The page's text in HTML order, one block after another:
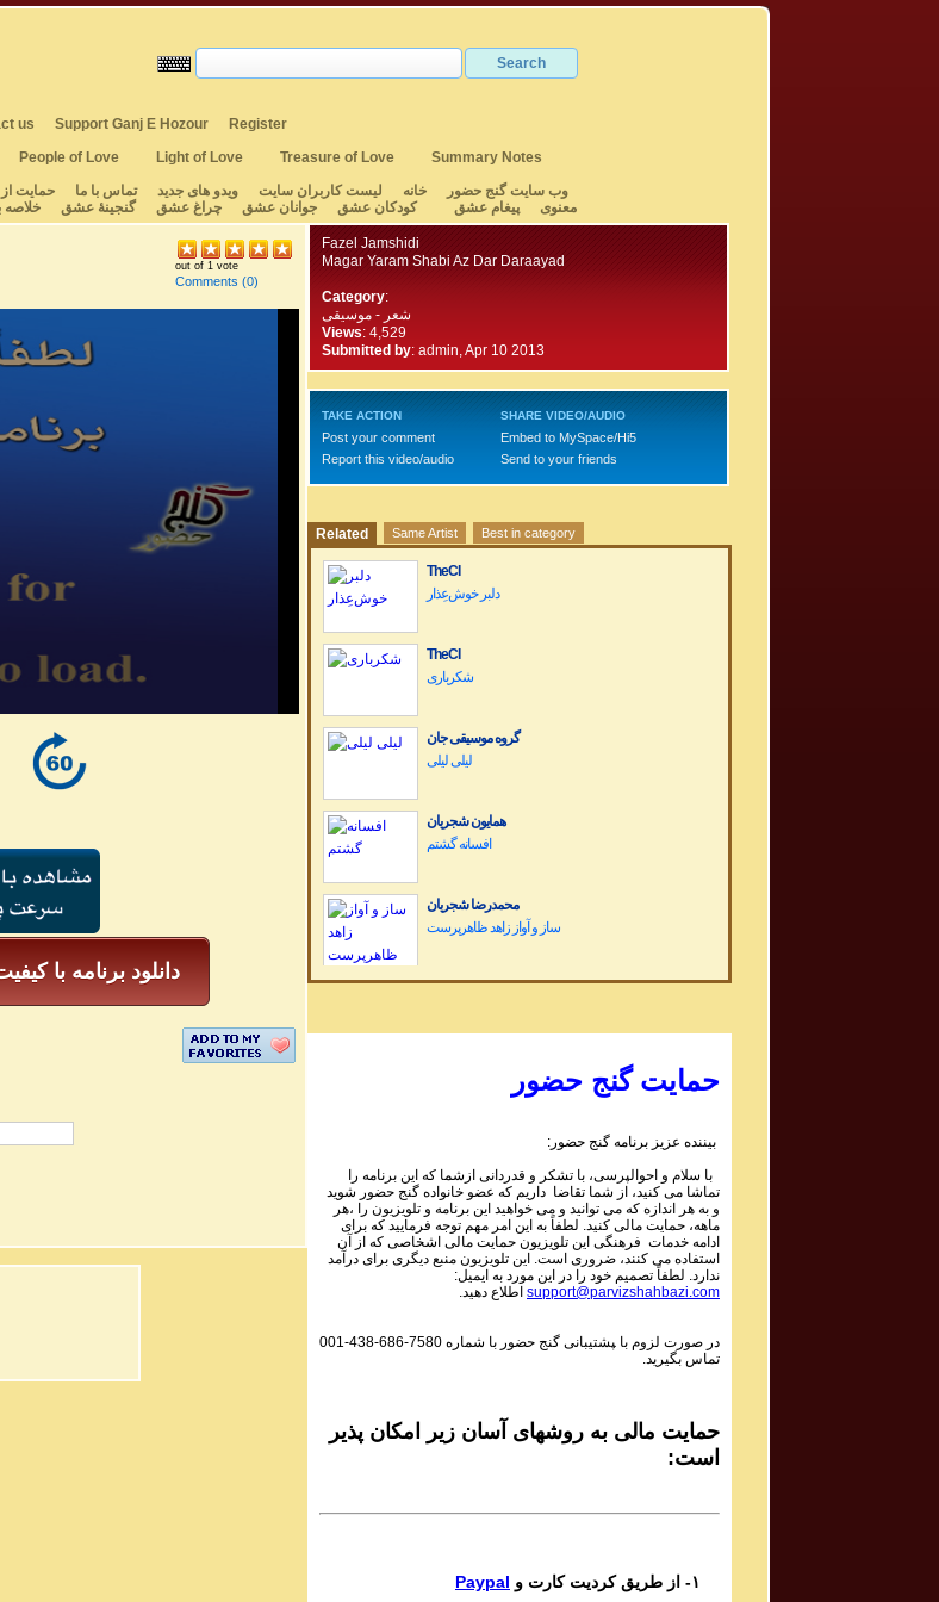
us Support Ganj E Hozour
Register
People of Love Light of Love Treasure of Love
Summary Notes
وب سایت گنج حضور
خانه لیست کاربران سایت ویدو های جدید تماس با ما حمایت
معنوی
پیغام عشق کودکان عشق جوانان عشق چراغ عشق گنجینهٔ عشق خلاصه
out of 1 vote
Comments (0)
دانلود برنامه با
Fazel Jamshidi
Magar Yaram Shabi Az Dar Daraayad
Category:
شعر - موسیقی
Views: 4,529
Submitted by: admin, Apr 10 2013
TAKE ACTION
Post your comment
Report this video/audio
SHARE VIDEO/AUDIO
Embed to MySpace/Hi5
Send to your friends
Related Same Artist Best in category
TheCI
دلبر خوش‌عِذار
TheCI
شکرباری
گروه موسیقی جان
لیلی لیلی
همایون شجریان
افسانه گشتم
محمدرضا شجریان
Dariush Band Concert کنسرت گروه داریوش
Sadiq Tarif صدیق تعریف
Shaneh Bar Zolf
Mohsen Daie Nabi محسن دايی نبی
Mastaneh Sho
Dar in Raghs o Dar In Hayo hooy
Baagh e Nazar
Bigharar
Del Ava Ensemble گروه دل آوا
Reng
حمایت گنج حضور
بیننده عزیز برنامه گنج حضور:
با سلام و احوالپرسی، با تشکر و قدردانی ازشما که این برنامه را
تماشا می کنید، از شما تقاضا داریم که عضو خانواده گنج حضور شوید
و به هر اندازه که می توانید و می خواهید این برنامه و تلویزیون را ،هر
ماهه، حمایت مالی کنید. لطفاً به این امر مهم توجه فرمایید که برای
ادامه خدمات فرهنگی این تلویزیون حمایت مالی اشخاصی که از آن
استفاده می کنند، ضروری است. این تلویزیون منبع دیگری برای درآمد
ندارد. لطفاً تصمیم خود را در این مورد به ایمیل:
support@parvizshahbazi.com اطلاع دهید.
در صورت لزوم با ‍پشتیبانی گنج حضور با شماره 001-438-686-7580
تماس بگیرید.
حمایت مالی به روشهای آسان زیر امکان پذیر
است:
Paypal